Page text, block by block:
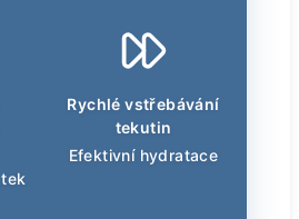
Rychlé vstřebávání
tekutin
Efektivní hydratace